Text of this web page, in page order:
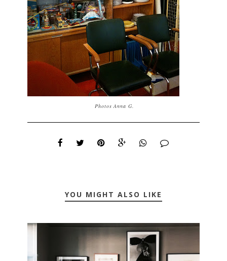
Photos Anna G.
YOU MIGHT ALSO LIKE